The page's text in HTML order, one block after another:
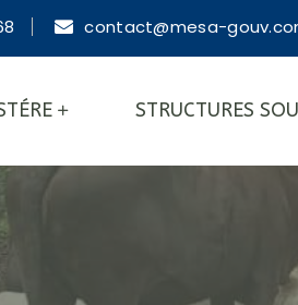
contact@mesa-
STRUCTURES